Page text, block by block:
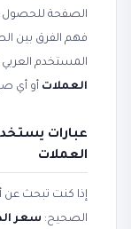
الصفحة للحصول
فهم الفرق بين
المستخدم
العملات أو أي
عبارات
العملات
إذا كنت تبحث عن
الصحيح: سعر